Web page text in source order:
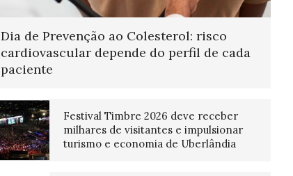
Dia de Prevenção ao Colesterol: risco
cardiovascular depende do perfil de cada
paciente
Festival Timbre 2026 deve receber
milhares de visitantes e impulsionar
turismo e economia de Uberlândia